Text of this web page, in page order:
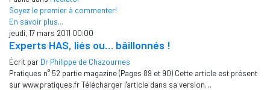
Soyez le premier à commenter!
En savoir plus...
jeudi, 17 mars 2011 00:00
Experts HAS, liés ou… bâillonnés !
Écrit par Dr Philippe de Chazournes
Pratiques n° 52 partie magazine (Pages 89 et 90) Cette article est présent
sur www.pratiques.fr Télécharger l'article dans sa version…